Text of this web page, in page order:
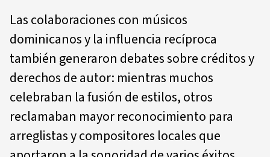
Las colaboraciones con músicos
dominicanos y la influencia recíproca
también generaron debates sobre créditos y
derechos de autor: mientras muchos
celebraban la fusión de estilos, otros
reclamaban mayor reconocimiento para
arreglistas y compositores locales que